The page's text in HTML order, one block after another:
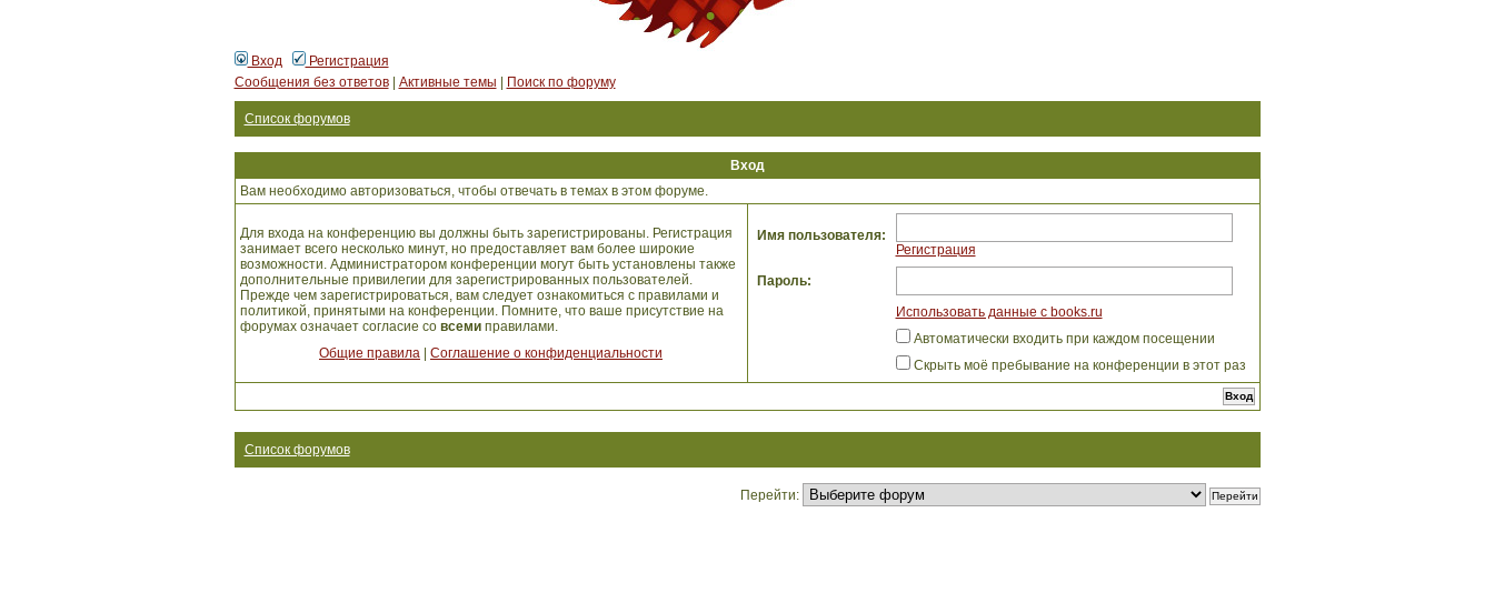
Вход
Регистрация
Сообщения без ответов| Активные темы Поиск по форуму
Список форумов
Вход
Вам необходимо авторизоваться, чтобы отвечать в темах в этом форуме.
Для входа на конференцию вы должны быть зарегистрированы. Регистрация
занимает всего несколько минут, но предоставляет вам более широкие
возможности. Администратором конференции могут быть установлены также
дополнительные привилегии для зарегистрированных пользователей.
Прежде чем зарегистрироваться, вам следует ознакомиться с правилами и
политикой, принятыми на конференции. Помните, что ваше присутствие на
форумах означает согласие со всемиправилами.
Общие правила
Соглашение о конфиденциальности
Имя пользователя:
Регистрация
Пароль:
Использовать данные с books.ru
Автоматически входить при каждом посещении
Скрыть моё пребывание на конференции в этот раз
Список форумов
Перейти: